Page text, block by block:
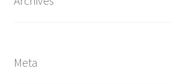
Meta